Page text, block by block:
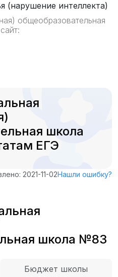
(нарушение интеллекта)
общеобразовательная
школа
ЕГЭ
2021-11-02Нашли ошибку?
школа №83
Бюджет школы